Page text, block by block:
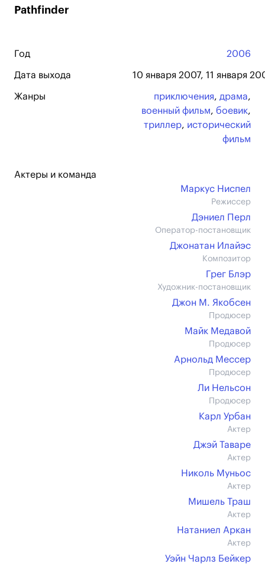
Pathfinder
Год 2006
Дата выхода 10 января 2007, 11 января
Жанры приключения, драма,
военный фильм, боевик,
триллер, исторический
фильм
Актеры и команда
Маркус Ниспел
Режиссер
Дэниел Перл
Оператор-постановщик
Джонатан Илайэс
Композитор
Грег Блэр
Художник-постановщик
Джон М. Якобсен
Продюсер
Майк Медавой
Продюсер
Арнольд Мессер
Продюсер
Ли Нельсон
Продюсер
Карл Урбан
Актер
Джэй Таваре
Актер
Николь Муньос
Актер
Мишель Траш
Актер
Натаниел Аркан
Актер
Уэйн Чарлз Бейкер